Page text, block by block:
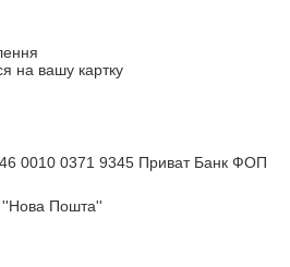
на вашу картку
0010 0371 9345 Приват Банк ФОП
Пошта''